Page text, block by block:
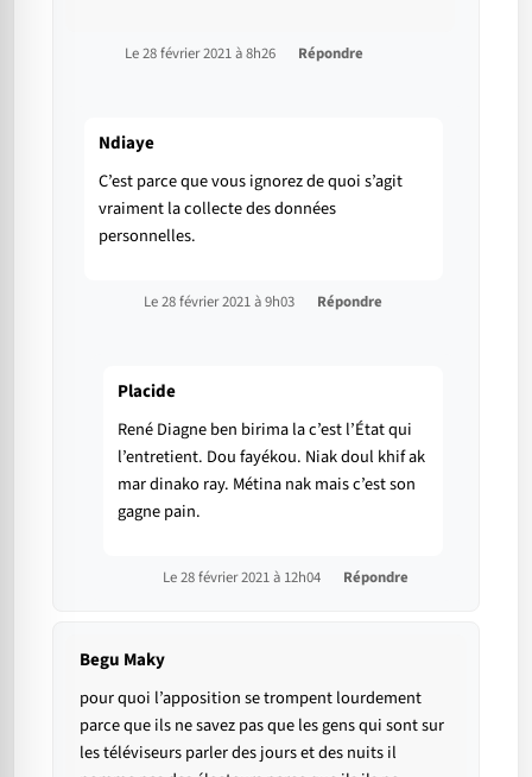
Le 28 février 2021 à 8h26 Répondre
Ndiaye
C’est parce que vous ignorez de quoi s’agit
vraiment la collecte des données
personnelles.
Le 28 février 2021 à 9h03 Répondre
Placide
René Diagne ben birima la c’est l’État qui
l’entretient. Dou fayékou. Niak doul khif ak
mar dinako ray. Métina nak mais c’est son
gagne pain.
Le 28 février 2021 à 12h04 Répondre
Begu Maky
pour quoi l’apposition se trompent lourdement
parce que ils ne savez pas que les gens qui sont sur
les téléviseurs parler des jours et des nuits il